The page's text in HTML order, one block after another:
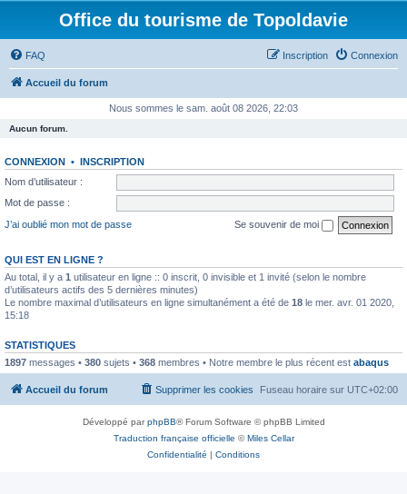
Office du tourisme de Topoldavie
FAQ Connexion
Inscription
Accueil du forum
Nous sommes le sam. août 08 2026, 22:03
Aucun forum.
CONNEXION • INSCRIPTION
Nom d’utilisateur :
Mot de passe :
J’ai oublié mon mot de passe
Se souvenir de moi
QUI EST EN LIGNE ?
Au total, il y a 1 utilisateur en ligne :: 0 inscrit, 0 invisible et 1 invité (selon le nombre
d’utilisateurs actifs des 5 dernières minutes)
Le nombre maximal d’utilisateurs en ligne simultanément a été de 18 le mer. avr. 01 2020,
15:18
STATISTIQUES
1897 messages • 380 sujets • 368 membres • Notre membre le plus récent est abaqus
Accueil du forum Fuseau horaire sur UTC+02:00
Supprimer les cookies
Développé parphpBB® Forum Software © phpBB Limited
Traduction française officielle ©Miles Cellar
Confidentialité | Conditions